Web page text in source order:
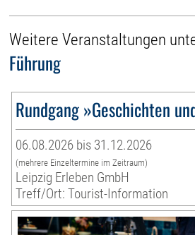
Weitere Veranstaltungen
Führung
Rundgang »Geschichten
06.08.2026 bis 31.12.2026
(mehrere Einzeltermine im Zeitraum)
Leipzig Erleben GmbH
Treff/Ort: Tourist-Information